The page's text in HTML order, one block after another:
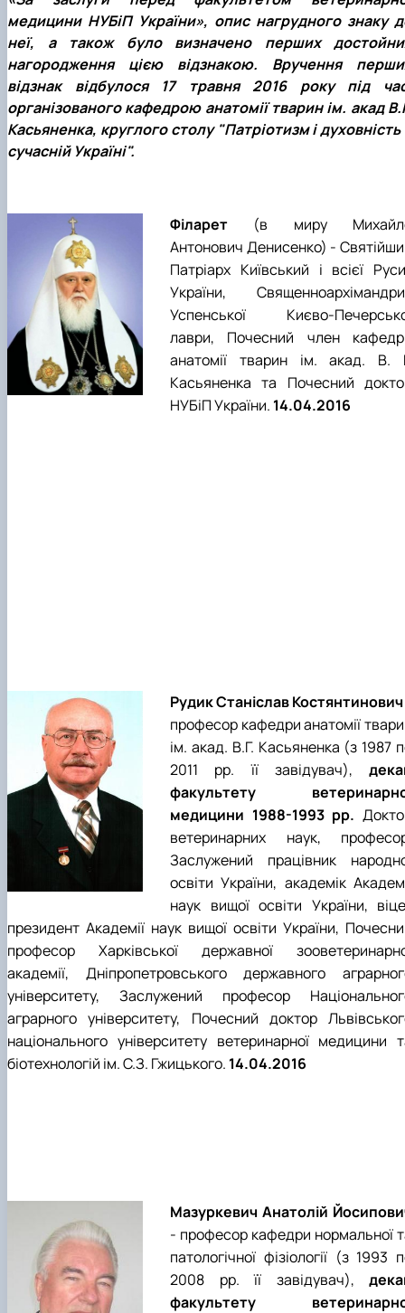
Прейскуранти на послуги
НОВИНИ
Trust BoxВступ 2022 рік
Вступ 2021 рік
Вступ 2020 рік
Вступ 2019 рік
Вступ 2018 рік
Pharmacology
медицини НУБіП України», опис нагрудного знаку
неї, а також було визначено перших
нагородження цією відзнакою. Вручення
відзнак відбулося 17 травня 2016 року під
організованого кафедрою анатомії тварин ім. акад
Касьяненка, круглого столу "Патріотизм і духовність
сучасній Україні".
Філарет (в миру
Антонович Денисенко) -
Патріарх Київський і всієї
України,
Успенської Києво-
лаври, Почесний член
анатомії тварин ім. акад. В.
Касьяненка та Почесний
НУБіП України. 14.04.2016
Рудик Станіслав
професор кафедри анатомії
ім. акад. В.Г. Касьяненка (з 1987
2011 рр. її завідувач),
факультету
медицини 1988-1993 рр.
ветеринарних наук,
Заслужений працівник
освіти України, академік
наук вищої освіти України,
президент Академії наук вищої освіти України,
професор Харківської державної
академії, Дніпропетровського державного
університету, Заслужений професор
аграрного університету, Почесний доктор
національного університету ветеринарної медицини
біотехнологій ім. С.З. Гжицького. 14.04.2016
Мазуркевич Анатолій
- професор кафедри нормальної
патологічної фізіології (з 1993
2008 рр. її завідувач),
факультету